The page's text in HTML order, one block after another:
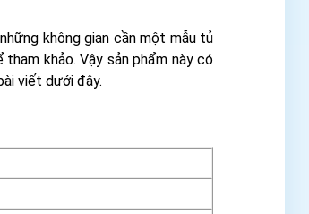
không gian cần một mẫu tủ
khảo. Vậy sản phẩm này có
viết dưới đây.